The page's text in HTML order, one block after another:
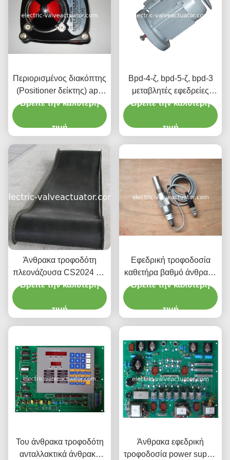
Περιορισμένος διακόπτης
(Positioner δείκτης) apl-
210N
Βρείτε την καλύτερη
τιμή
Bpd-4-ζ, bpd-5-ζ, bpd-3
μεταβλητές εφεδρείες
τροφοδοτών άνθρακα
Βρείτε την καλύτερη
τιμή
Άνθρακα τροφοδότη
πλεονάζουσα CS2024 και
9424 ειδικές άνθρακα
ηλεκτρονική ζύγισης τύπο
Βρείτε την καλύτερη
τιμή
Εφεδρική τροφοδοσία
καθετήρα βαθμό άνθρακα
για 9224 / CS2024 του
CS19900, C19900,
Βρείτε την καλύτερη
τιμή
Του άνθρακα τροφοδότη
ανταλλακτικά άνθρακα
Άνθρακα εφεδρική
τροφοδοσία power supply